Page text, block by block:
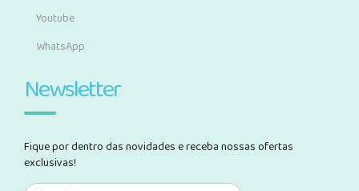
Youtube
WhatsApp
Newsletter
Fique por dentro das novidades e receba nossas ofertas
exclusivas!